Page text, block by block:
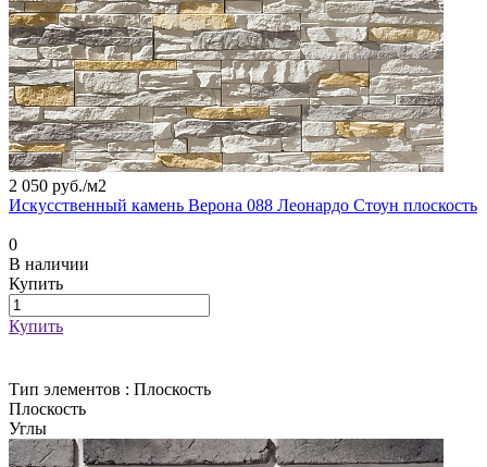
2 050 руб./м2
Искусственный камень Верона 088 Леонардо Стоун плоскость
0
В наличии
Купить
Купить
Тип элементов : Плоскость
Плоскость
Углы